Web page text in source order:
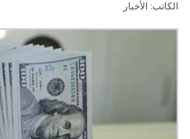
الكاتب: الأخبار